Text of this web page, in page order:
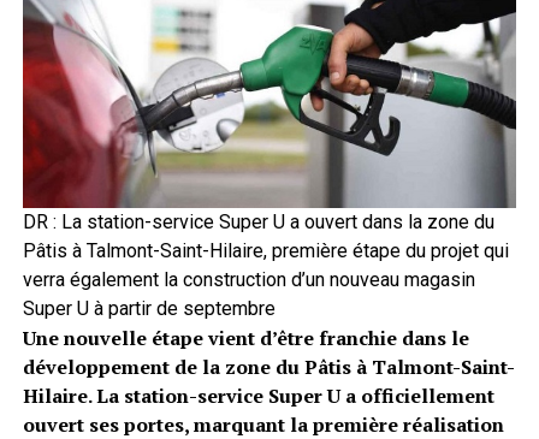
DR : La station-service Super U a ouvert dans la zone du
Pâtis à Talmont-Saint-Hilaire, première étape du projet qui
verra également la construction d’un nouveau magasin
Super U à partir de septembre
Une nouvelle étape vient d’être franchie dans le
développement de la zone du Pâtis à Talmont-Saint-
Hilaire. La station-service Super U a officiellement
ouvert ses portes, marquant la première réalisation